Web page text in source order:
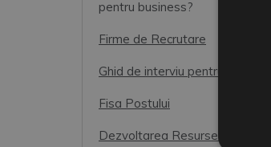
pentru business?
Firme de Recrutare
Ghid de interviu pentru candidati
Fisa Postului
Dezvoltarea Resurselor Umane